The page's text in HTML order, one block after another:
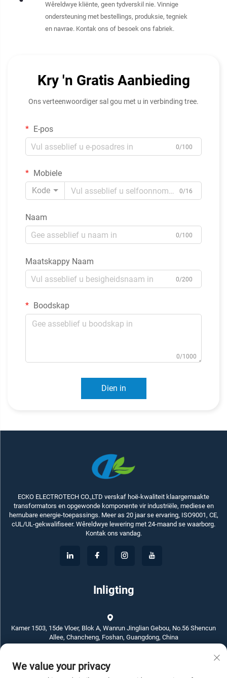
Wêreldwye kliënte, geen tydverskil nie. Vinnige
ondersteuning met bestellings, produksie, tegniek
en navrae. Kontak ons of besoek ons fabriek.
Kry 'n Gratis Aanbieding
Ons verteenwoordiger sal gou met u in verbinding tree.
E-pos
0/100
Mobiele
Kode
0/16
Naam
0/100
Maatskappy Naam
0/200
Boodskap
0/1000
Dien in
ECKO ELECTROTECH CO.,LTD verskaf hoë-kwaliteit klaargemaakte
transformators en opgewonde komponente vir industriële, mediese en
hernubare energie-toepassings. Meer as 20 jaar se ervaring, ISO9001, CE,
cUL/UL-gekwalifiseer. Wêreldwye lewering met 24-maand se waarborg.
Kontak ons vandag.
Inligting
Kamer 1503, 15de Vloer, Blok A, Wanrun Jinglian Gebou, No.56 Shencun
Allee, Chancheng, Foshan, Guangdong, China
+86-757-83789311
We value your privacy